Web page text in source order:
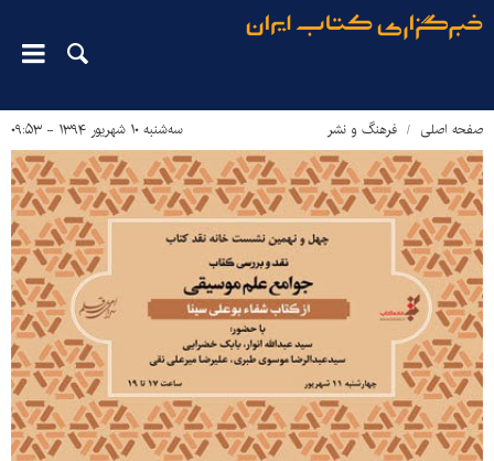
صفحه اصلی فرهنگ و نشر سه‌شنبه ۱۰ شهریور ۱۳۹۴ - ۰۹:۵۳